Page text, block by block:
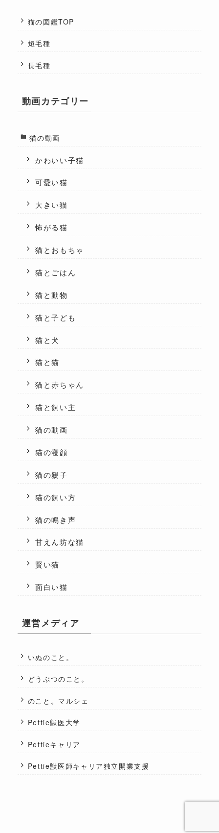
猫の図鑑TOP
短毛種
長毛種
動画カテゴリー
猫の動画
かわいい子猫
可愛い猫
大きい猫
怖がる猫
猫とおもちゃ
猫とごはん
猫と動物
猫と子ども
猫と犬
猫と猫
猫と赤ちゃん
猫と飼い主
猫の動画
猫の寝顔
猫の親子
猫の飼い方
猫の鳴き声
甘えん坊な猫
賢い猫
面白い猫
運営メディア
いぬのこと。
どうぶつのこと。
のこと。マルシェ
Pettie獣医大学
Pettieキャリア
Pettie獣医師キャリア独立開業支援